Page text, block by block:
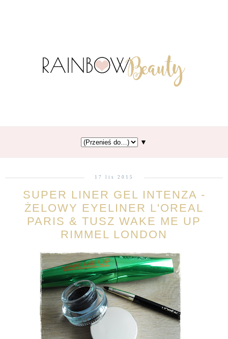
▼
17 lis 2015
SUPER LINER GEL INTENZA -
ŻELOWY EYELINER L'OREAL
PARIS & TUSZ WAKE ME UP
RIMMEL LONDON